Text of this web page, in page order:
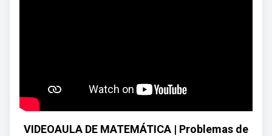
VIDEOAULA DE MATEMÁTICA | Problemas de